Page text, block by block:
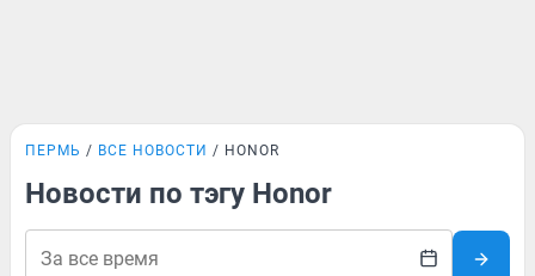
ПЕРМЬ ВСЕ НОВОСТИ HONOR
Новости по тэгу Honor